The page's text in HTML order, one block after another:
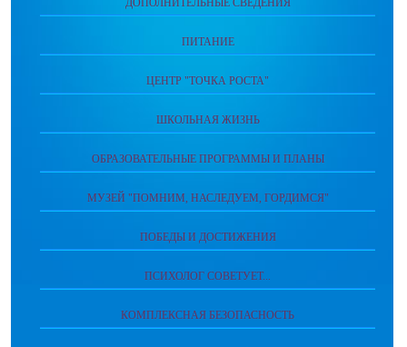
ДОПОЛНИТЕЛЬНЫЕ СВЕДЕНИЯ
ПИТАНИЕ
ЦЕНТР "ТОЧКА РОСТА"
ШКОЛЬНАЯ ЖИЗНЬ
ОБРАЗОВАТЕЛЬНЫЕ ПРОГРАММЫ И ПЛАНЫ
МУЗЕЙ "ПОМНИМ, НАСЛЕДУЕМ, ГОРДИМСЯ"
ПОБЕДЫ И ДОСТИЖЕНИЯ
ПСИХОЛОГ СОВЕТУЕТ...
КОМПЛЕКСНАЯ БЕЗОПАСНОСТЬ